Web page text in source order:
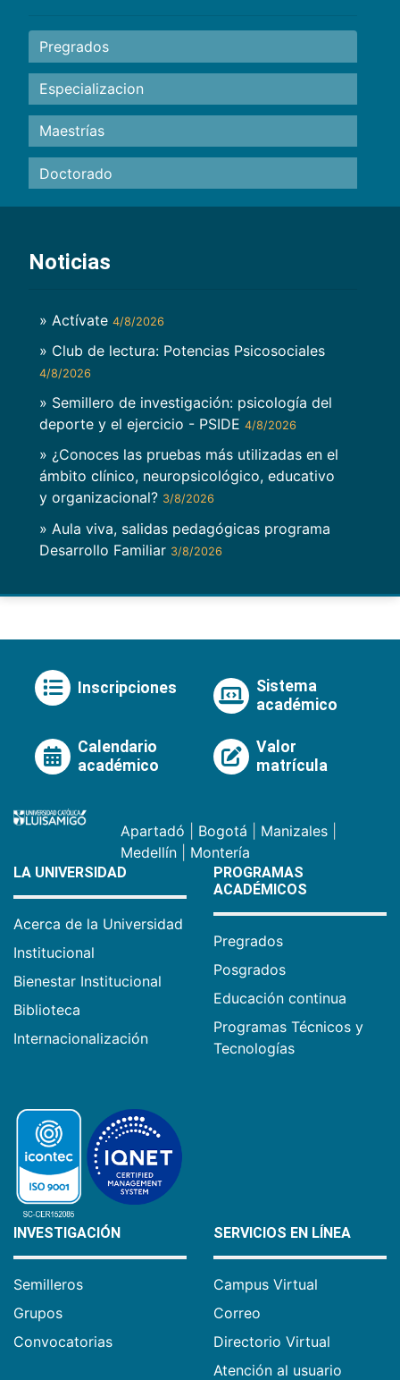
Pregrados
Especializacion
Maestrías
Doctorado
Noticias
» Actívate 4/8/2026
» Club de lectura: Potencias Psicosociales
4/8/2026
» Semillero de investigación: psicología del
deporte y el ejercicio - PSIDE 4/8/2026
» ¿Conoces las pruebas más utilizadas en el
ámbito clínico, neuropsicológico, educativo
y organizacional? 3/8/2026
» Aula viva, salidas pedagógicas programa
Desarrollo Familiar 3/8/2026
Inscripciones
Sistema
académico
Calendario
académico
Valor
matrícula
Apartadó Bogotá Manizales
Medellín
Montería
LA UNIVERSIDAD
Acerca de la Universidad
Institucional
Bienestar Institucional
Biblioteca
Internacionalización
PROGRAMAS
ACADÉMICOS
Pregrados
Posgrados
Educación continua
Programas Técnicos y
Tecnologías
INVESTIGACIÓN
Semilleros
Grupos
Convocatorias
SERVICIOS EN LÍNEA
Campus Virtual
Correo
Directorio Virtual
Atención al usuario